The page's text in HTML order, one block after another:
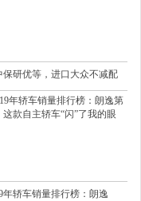
保研优等，进口大众不减配
年轿车销量排行榜：朗逸